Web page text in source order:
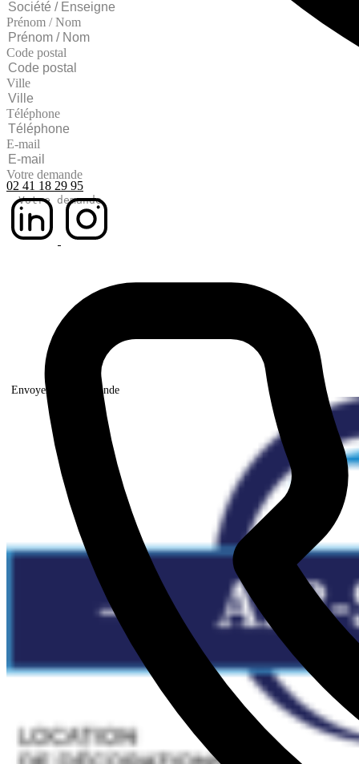
Prénom / Nom
Code postal
Ville
Téléphone
E-mail
Votre demande
Envoyer votre demande
02 41 18 29 95